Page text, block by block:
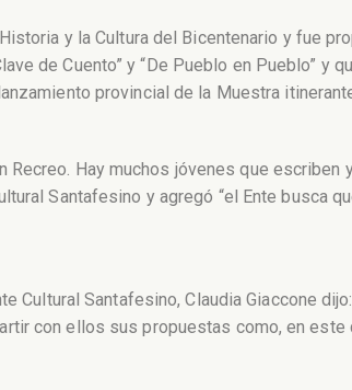
y la Cultura del Bicentenario y fue
de Cuento” y “De Pueblo en Pueblo” y
provincial de la Muestra
Recreo. Hay muchos jóvenes que
Santafesino y agregó “el Ente busca
Cultural Santafesino, Claudia Giaccone
con ellos sus propuestas como, en